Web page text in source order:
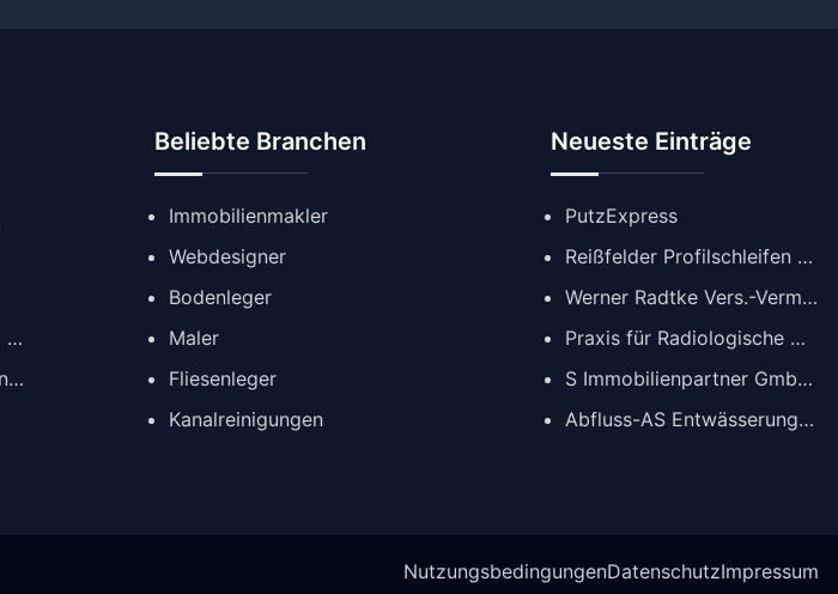
Webseiten Erstellung ✨
SEO Backlinks kaufen 🔗
Beliebte Branchen
Immobilienmakler
Webdesigner
Bodenleger
Maler
Fliesenleger
Kanalreinigungen
Neueste Einträge
PutzExpress
Reißfelder Profilschleifen GmbH
Werner Radtke Vers.-Verm. GmbH
Praxis für Radiologische Diagnostik
S Immobilienpartner GmbH | Immobilienmakler Köln
Abfluss-AS Entwässerungstechnik GmbH
NutzungsbedingungenDatenschutzImpressum